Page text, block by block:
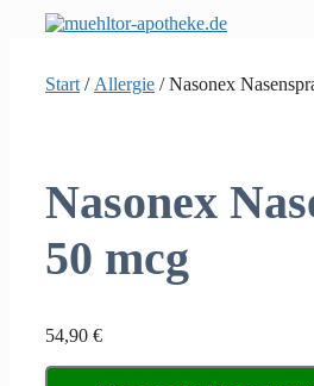
Start / Allergie / Nasonex
Nasonex
50 mcg
54,90 €